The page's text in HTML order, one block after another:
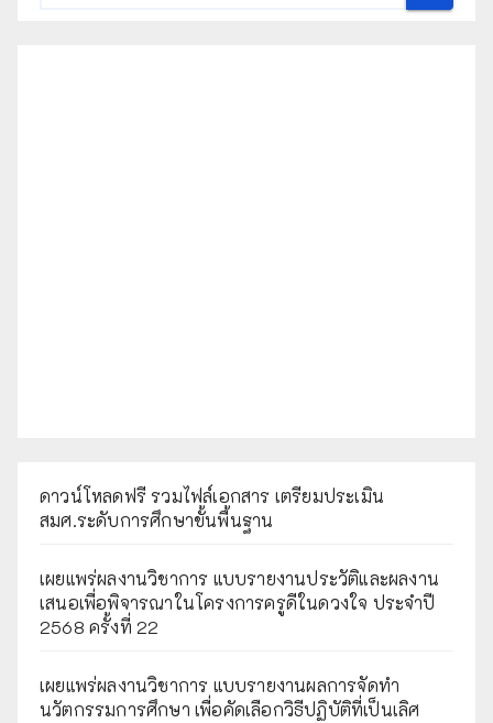
ดาวน์โหลดฟรี รวมไฟล์เอกสาร เตรียมประเมิน
สมศ.ระดับการศึกษาขั้นพื้นฐาน
เผยแพร่ผลงานวิชาการ แบบรายงานประวัติและผลงาน
เสนอเพื่อพิจารณาในโครงการครูดีในดวงใจ ประจำปี
2568 ครั้งที่ 22
เผยแพร่ผลงานวิชาการ แบบรายงานผลการจัดทำ
นวัตกรรมการศึกษา เพื่อคัดเลือกวิธีปฏิบัติที่เป็นเลิศ